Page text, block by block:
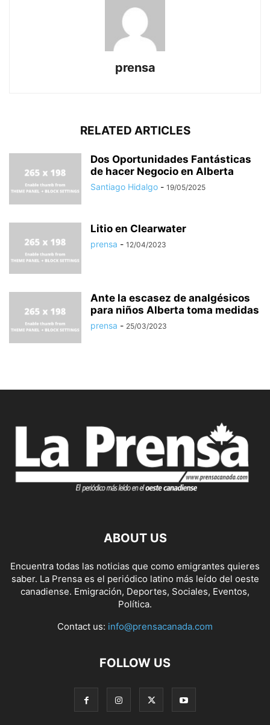
prensa
RELATED ARTICLES
Dos Oportunidades Fantásticas
de hacer Negocio en Alberta
Santiago Hidalgo - 19/05/2025
Litio en Clearwater
prensa - 12/04/2023
Ante la escasez de analgésicos
para niños Alberta toma medidas
prensa - 25/03/2023
ABOUT US
Encuentra todas las noticias que como emigrantes quieres
saber. La Prensa es el periódico latino más leído del oeste
canadiense. Emigración, Deportes, Sociales, Eventos,
Política.
Contact us: info@prensacanada.com
FOLLOW US